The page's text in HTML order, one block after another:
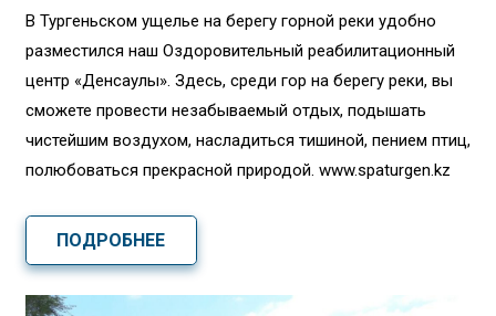
В Тургеньском ущелье на берегу горной реки удобно
разместился наш Оздоровительный реабилитационный
центр «Денсаулық». Здесь, среди гор на берегу реки, вы
сможете провести незабываемый отдых, подышать
чистейшим воздухом, насладиться тишиной, пением птиц,
полюбоваться прекрасной природой. www.spaturgen.kz
ПОДРОБНЕЕ